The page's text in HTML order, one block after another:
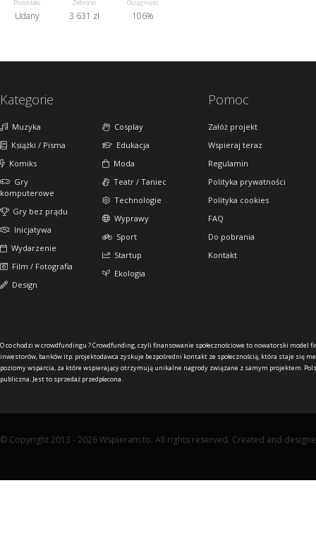
Pozostało
Udany
Zebrano
3 631 zł
Osiągnięto
106%
Kategorie
Muzyka
Książki / Pisma
Komiks
Gry
komputerowe
Gry bez prądu
Inicjatywa
Wydarzenie
Film / Fotografia
Design
Cosplay
Edukacja
Moda
Teatr / Taniec
Technologie
Wyprawy
Sport
Startup
Ekologia
Pomoc
Załóż projekt
Wspieraj teraz
Regulamin
Polityka prywatności
Polityka cookies
FAQ
Do pobrania
Kontakt
O co chodzi w crowdfundingu ?Crowdfunding, czyli finansowanie społecznościowe to nowatorski model
inwestorów, banków itp. projektodawca zyskuje bezpośredni kontakt ze społecznością, która staje się
poziomy wsparcia, za które wspierający otrzymują unikalne nagrody związane z samym projektem.
publiczna. Jest to sprzedaż przedpłacona.
© Copyright 2013 - 2026 Wspieram.to. All rights reserved. Created and